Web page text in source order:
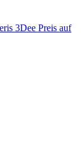
3Dee Preis auf